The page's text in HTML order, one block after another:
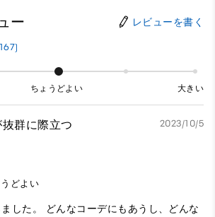
ー レビューを書く
ちょうどよい 大きい
群に際立つ 2023/10/5
どよい
した。 どんなコーデにもあうし、どんな